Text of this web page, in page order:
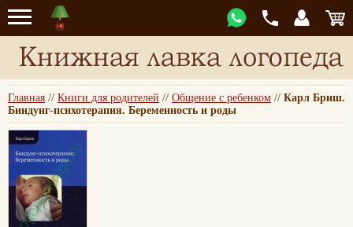
Главная // Книги для родителей // Общение с ребенком // Карл Бриш.
Биндунг-психотерапия. Беременность и роды